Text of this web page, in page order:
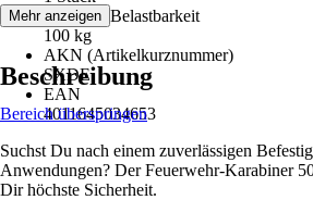
F = max. Belastbarkeit
100 kg
AKN (Artikelkurznummer)
SXDE
EAN
4011645034653
Mehr anzeigen
Beschreibung
Bereich überspringen
Suchst Du nach einem zuverlässigen
Anwendungen? Der Feuerwehr-Karabiner
Dir höchste Sicherheit.